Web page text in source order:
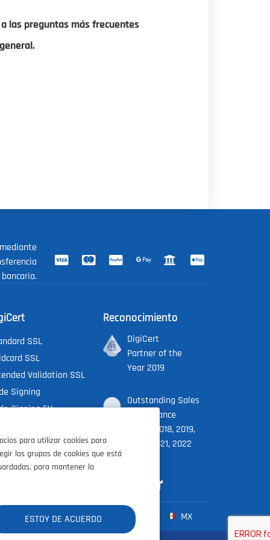
las preguntas más frecuentes
bancaria.
SSL
SSL
Validation SSL
Signing
Signing EV
Signing Ind.
X9 PKI
Reconocimiento
DigiCert
Partner of the
Year 2019
Outstanding Sales
Performance
Award 2018, 2019,
2020, 2021, 2022
ES MX
para utilizar cookies para
los grupos de cookies que está
para mantener la
ESTOY DE ACUERDO